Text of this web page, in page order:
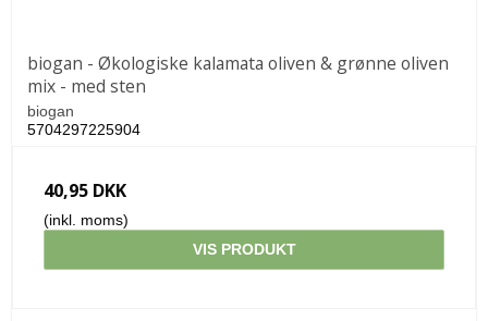
biogan - Økologiske kalamata oliven & grønne oliven
mix - med sten
biogan
5704297225904
40,95 DKK
(inkl. moms)
VIS PRODUKT